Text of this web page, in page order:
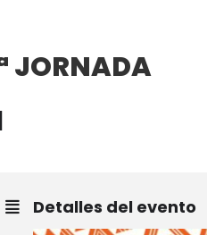
JORNADA
Detalles del evento